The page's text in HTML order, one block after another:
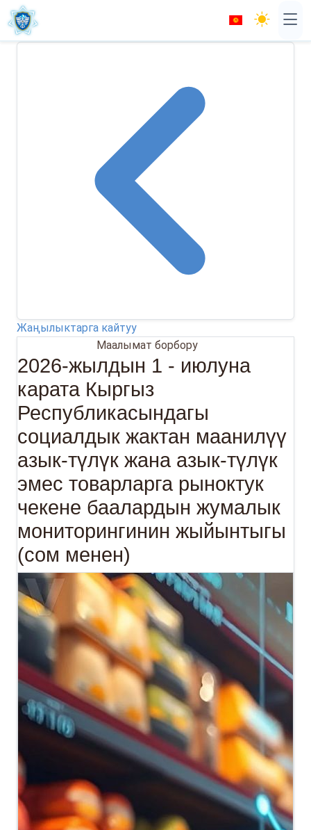
Жаңылыктарга кайтуу
Маалымат борбору
2026-жылдын 1 - июлуна
карата Кыргыз
Республикасындагы
социалдык жактан маанилүү
азык-түлүк жана азык-түлүк
эмес товарларга рыноктук
чекене баалардын жумалык
мониторингинин жыйынтыгы
(сом менен)